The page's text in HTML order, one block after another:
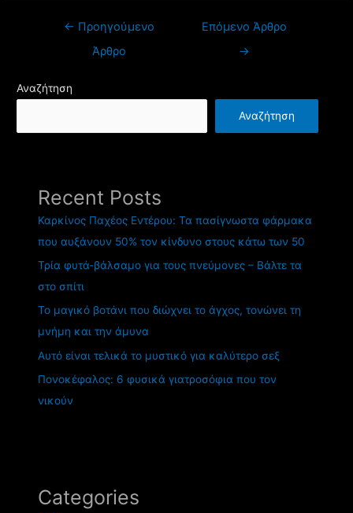
Πλοήγηση
← Προηγούμενο
Άρθρο
Επόμενο Άρθρο
→
Αναζήτηση
Αναζήτηση
Recent Posts
Καρκίνος Παχέος Εντέρου: Τα πασίγνωστα φάρμακα
που αυξάνουν 50% τον κίνδυνο στους κάτω των 50
Τρία φυτά-βάλσαμο για τους πνεύμονες – Βάλτε τα
στο σπίτι
Το μαγικό βοτάνι που διώχνει το άγχος, τονώνει τη
μνήμη και την άμυνα
Αυτό είναι τελικά το μυστικό για καλύτερο σεξ
Πονοκέφαλος: 6 φυσικά γιατροσόφια που τον
νικούν
Categories